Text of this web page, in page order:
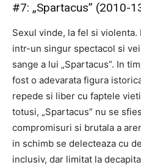
#7: „Spartacus” (2010-
Sexul vinde, la fel si
intr-un singur spectacol si
sange a lui „Spartacus”. In
fost o adevarata figura
repede si liber cu faptele
totusi, „Spartacus” nu se
compromisuri si brutala a
in schimb se delecteaza cu
inclusiv, dar limitat la